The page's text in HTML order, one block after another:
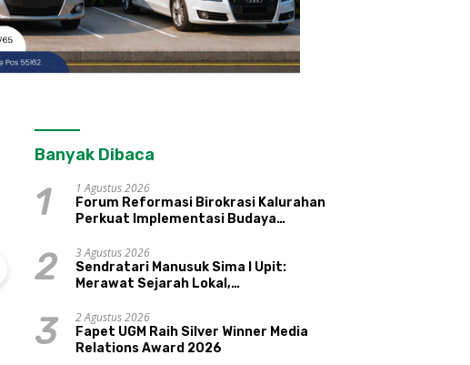
Cabang FAJI Kulon Progo
2026-2030 Siap Dorong
Upit: Merawat Sejarah Lokal,
Banyak Dibaca
1
1 Agustus 2026
Forum Reformasi Birokrasi Kalurahan
Perkuat Implementasi Budaya
Kepamongan DIY
2
3 Agustus 2026
Sendratari Manusuk Sima I Upit:
Merawat Sejarah Lokal,
Pariwisata, dan Ekologi Klaten
3
2 Agustus 2026
Fapet UGM Raih Silver Winner Media
Relations Award 2026